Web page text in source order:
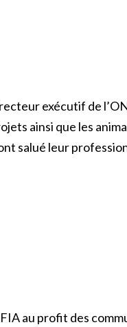
exécutif de
ainsi que les
salué leur
au profit des